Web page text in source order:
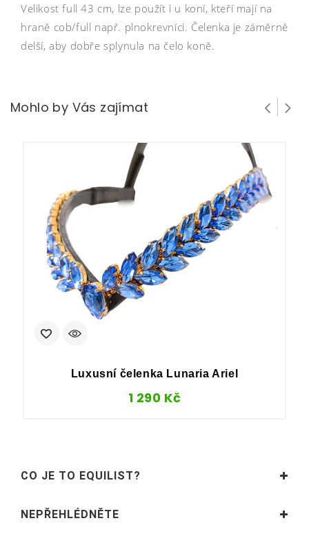
Velikost full 43 cm, lze použít i u koní, kteří mají na
hraně cob/full např. plnokrevníci. Čelenka je záměrně
delší, aby dobře splynula na čelo koně.
Mohlo by Vás zajímat
Luxusní čelenka Lunaria Ariel
1 290 Kč
CO JE TO EQUILIST?
NEPŘEHLÉDNĚTE